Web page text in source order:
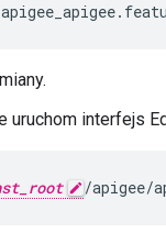
uruchom interfejs
/apigee/